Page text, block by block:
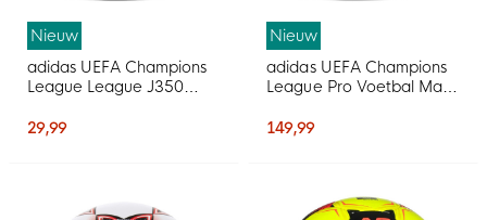
Nieuw
adidas UEFA Champions
League League J350
2027 Wit Zwart Multicolor
29,99
Nieuw
adidas UEFA Champions
League Pro Voetbal Maat
Multicolor
149,99